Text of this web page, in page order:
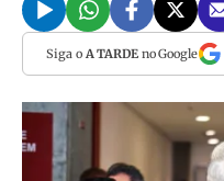
Siga o A TARDEno Google